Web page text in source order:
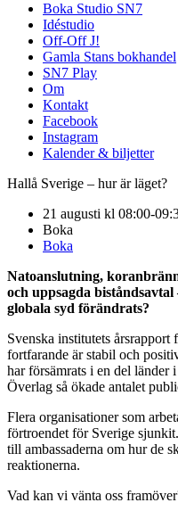
Boka Studio SN7
Idéstudio
Off-Off J!
Gamla Stans bokhandel
SN7 Play
Om
Kontakt
Facebook
Instagram
Kalender & biljetter
Hallå Sverige – hur är läget?
21 augusti kl 08:00-
Boka
Boka
Natoanslutning,
och uppsagda
globala syd förändrats?
Svenska institutets
fortfarande är stabil och
har försämrats i en del
Överlag så ökade antalet
Flera organisationer som
förtroendet för Sverige
till ambassaderna om hur de
reaktionerna.
Vad kan vi vänta oss